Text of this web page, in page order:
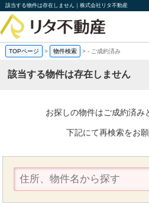
該当する物件は存在しません｜株式会社リタ不動産
TOPページ > 物件検索 >- ご成約済み
該当する物件は存在しません
お探しの物件はご成約済み
下記にて再検索をお願